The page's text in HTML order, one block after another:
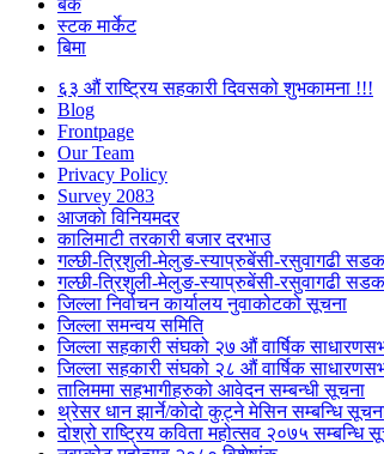
बैंक
स्टक मार्केट
बिमा
६३ औं राष्ट्रिय सहकारी दिवसको शुभकामना !!!
Blog
Frontpage
Our Team
Privacy Policy
Survey 2083
आजकाे विनियमदर
कालिमाटी तरकारी बजार दरभाउ
गल्छी-त्रिशुली-मेलुङ-स्याप्रुबेंसी-रसुवागढी
गल्छी-त्रिशुली-मेलुङ-स्याप्रुबेंसी-रसुवागढी
जिल्ला निर्वाचन कार्यालय नुवाकोटको सूचना
जिल्ला समन्वय समिति
जिल्ला सहकारी संघको २७ औं वार्षिक
जिल्ला सहकारी संघको २८ औं वार्षिक
तालिममा सहभागीहरुको आवेदन सम्बन्धी सूचना
थ्रेसर धान झार्ने/काेदाे कुट्ने मेसिन सम्बन्धि
दोश्रो राष्ट्रिय कविता महोत्सव २०७५ सम्बन्धि